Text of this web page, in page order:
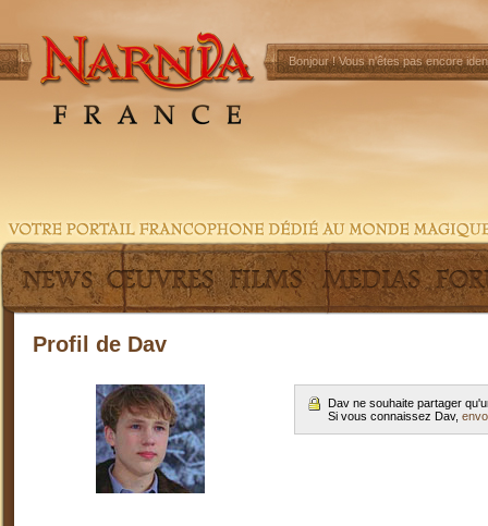
Bonjour !Vous n'êtes pas encore
Profil de Dav
Dav ne souhaite partager
Si vous connaissez Dav,